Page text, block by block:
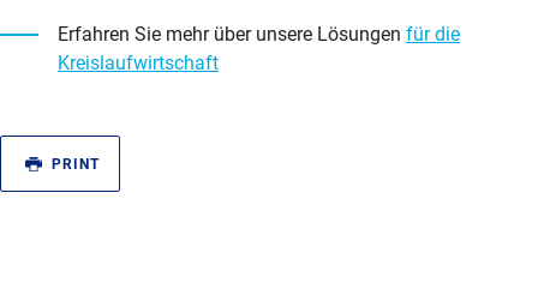
Erfahren Sie mehr über unsere Lösungen für die
Kreislaufwirtschaft
PRINT